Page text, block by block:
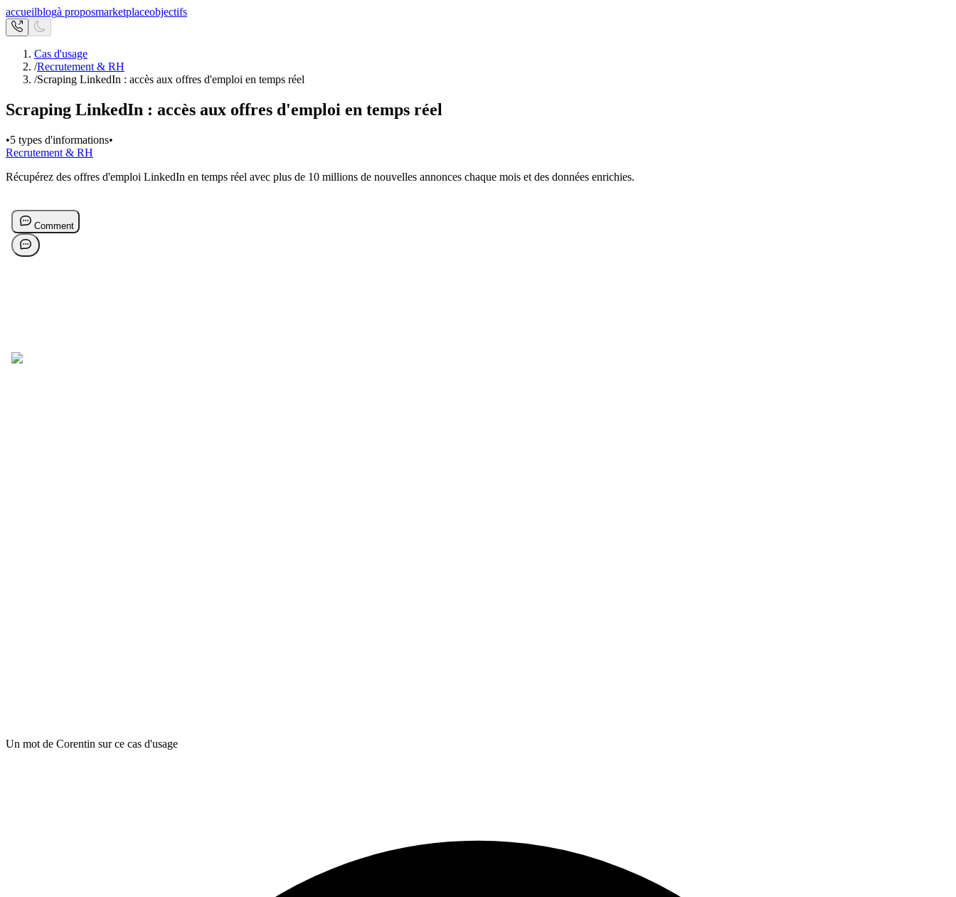
accueilblogà proposmarketplaceobjectifs
Cas d'usage
/Recrutement & RH
/Scraping LinkedIn : accès aux offres d'emploi en temps réel
Scraping LinkedIn : accès aux offres d'emploi en temps réel
•5 types d'informations•
Recrutement & RH
Récupérez des offres d'emploi LinkedIn en temps réel avec plus de 10 millions de nouvelles annonces chaque mois et des données enrichies.
Un mot de Corentin sur ce cas d'usage